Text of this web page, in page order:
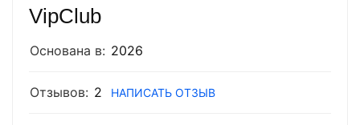
VipClub
Основана в: 2026
Отзывов: 2 НАПИСАТЬ ОТЗЫВ